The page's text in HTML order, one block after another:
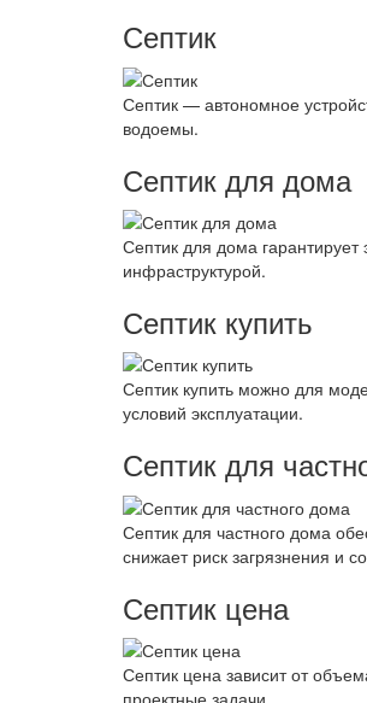
Септик
Септик — автономное
водоемы.
Септик для дома
Септик для дома
инфраструктурой.
Септик купить
Септик купить можно для
условий эксплуатации.
Септик для
Септик для частного дома
снижает риск загрязнения и
Септик цена
Септик цена зависит от
проектные задачи.